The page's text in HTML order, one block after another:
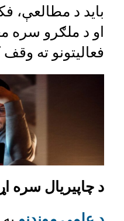
باید د مطالعې،
او د ملګرو سره
فعالیتونو ته
د چاپیریال سره